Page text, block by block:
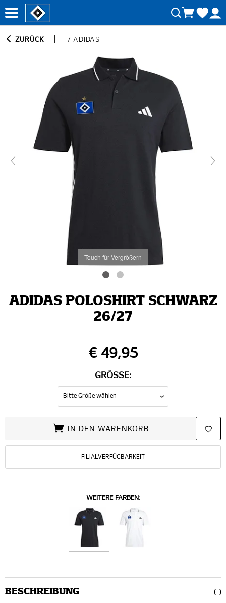
ZURÜCK /ADIDAS
Touch für Vergrößern
ADIDAS POLOSHIRT SCHWARZ
26/27
€ 49,95
GRÖSSE:
IN DEN WARENKORB
FILIALVERFÜGBARKEIT
WEITERE FARBEN:
BESCHREIBUNG